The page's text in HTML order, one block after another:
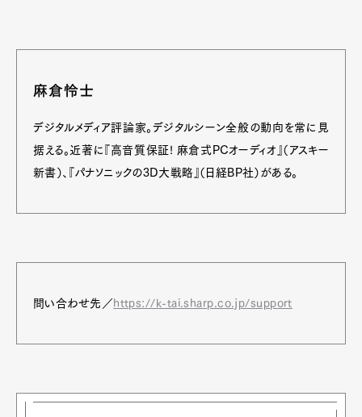
麻倉怜士
デジタルメディア評論家。デジタルシーン全般の動向を常に見
据える。近著に『高音質保証! 麻倉式PCオーディオ』（アスキー
新書）、『パナソニックの3D大戦略』（日経BP社）がある。
問い合わせ先／ https://k-tai.sharp.co.jp/support